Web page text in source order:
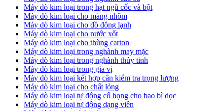
Máy dò kim loại trong hạt ngũ cốc và bột
Máy dò kim loại cho màng nhôm
Máy dò kim loại cho đồ đông lạnh
Máy dò kim loại cho nước xốt
Máy dò kim loại cho thùng carton
Máy dò kim loại trong nghành may mặc
Máy dò kim loại trong nghành thủy tinh
Máy dò kim loại trong gia vị
Máy dò kim loại kết hợp cân kiểm tra trọng lượng
Máy dò kim loại cho chất lỏng
Máy dò kim loại tự động cổ họng cho bao bì dọc
Máy dò kim loại tự động dạng viên